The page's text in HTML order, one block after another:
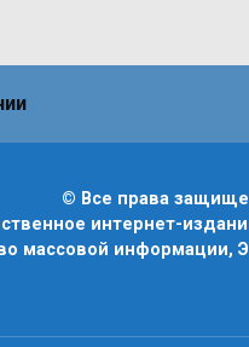
© Все права
интернет-
массовой информации,